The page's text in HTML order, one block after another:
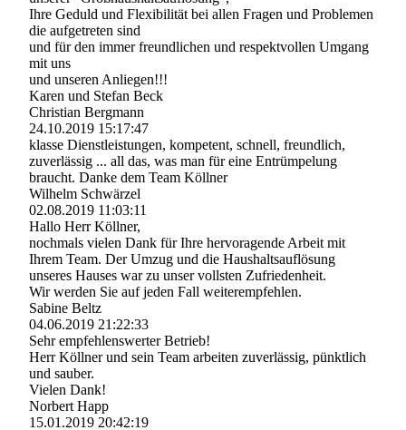
Ihre Geduld und Flexibilität bei allen Fragen und Problemen
die aufgetreten sind
und für den immer freundlichen und respektvollen Umgang
mit uns
und unseren Anliegen!!!
Karen und Stefan Beck
Christian Bergmann
24.10.2019 15:17:47
klasse Dienstleistungen, kompetent, schnell, freundlich,
zuverlässig ... all das, was man für eine Entrümpelung
braucht. Danke dem Team Köllner
Wilhelm Schwärzel
02.08.2019 11:03:11
Hallo Herr Köllner,
nochmals vielen Dank für Ihre hervoragende Arbeit mit
Ihrem Team. Der Umzug und die Haushaltsauflösung
unseres Hauses war zu unser vollsten Zufriedenheit.
Wir werden Sie auf jeden Fall weiterempfehlen.
Sabine Beltz
04.06.2019 21:22:33
Sehr empfehlenswerter Betrieb!
Herr Köllner und sein Team arbeiten zuverlässig, pünktlich
und sauber.
Vielen Dank!
Norbert Happ
15.01.2019 20:42:19